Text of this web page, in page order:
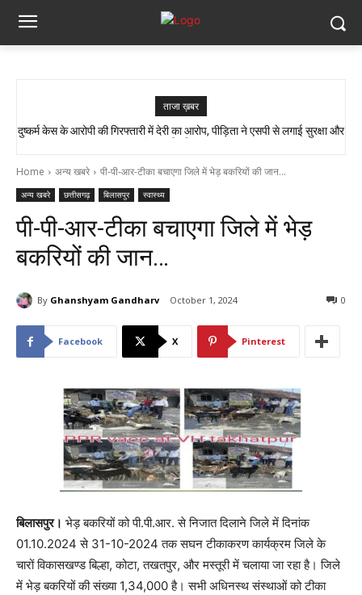
ताजा ख़बर
राजकमल कश्यप को मिली बड़ी जिम्मेदारी, बने तखतपुर मंडल प्रभारी…
दुष्कर्म केस के आरोपी की गिरफ्तारी में देरी का आरोप, पीड़िता ने एसपी से लगाई सुरक्षा और
Home अन्य खबरे पी-पी-आर-टीका बचाएगा जिले में भेड़ बकरियों की जान...
अन्य खबरे छत्तीसगढ़ बिलासपुर स्वास्थ्य
पी-पी-आर-टीका बचाएगा जिले में भेड़
बकरियों की जान…
By Ghanshyam Gandharv October 1, 2024 0
Facebook X Pinterest
बिलासपुर। भेड़ बकरियों को पी.पी.आर. से निजात दिलाने जिले में दिनांक
01.10.2024 से 31-10-2024 तक सघन टीकाकरण कार्यक्रम जिले के
चारों विकासखण्ड बिल्हा, कोटा, तखतपुर, और मस्तूरी में चलाया जा रहा है। जिले
में भेड़ बकरियों की संख्या 1,34,000 है। सभी अधिनस्थ संस्थाओं को टीका